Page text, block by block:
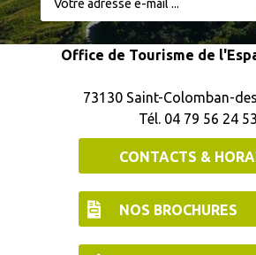
Office de Tourisme de
73130 Saint-Colomban-
Tél. 04 79 56 24 53
CONTACTS &
NOS BROCHURES